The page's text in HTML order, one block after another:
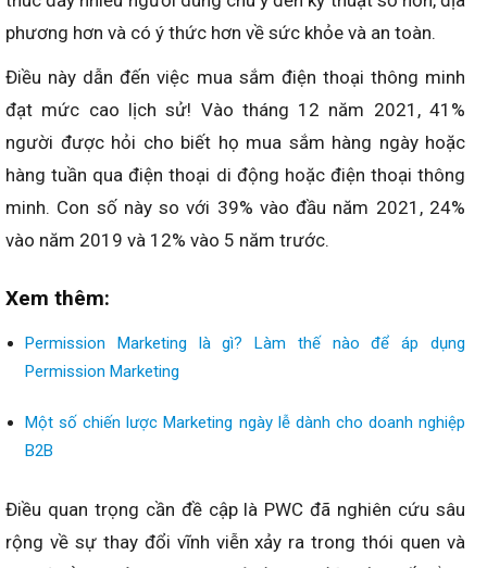
phương hơn và có ý thức hơn về sức khỏe và an toàn.
Điều này dẫn đến việc mua sắm điện thoại thông minh
đạt mức cao lịch sử! Vào tháng 12 năm 2021, 41%
người được hỏi cho biết họ mua sắm hàng ngày hoặc
hàng tuần qua điện thoại di động hoặc điện thoại thông
minh. Con số này so với 39% vào đầu năm 2021, 24%
vào năm 2019 và 12% vào 5 năm trước.
Xem thêm:
Permission Marketing là gì? Làm thế nào để áp dụng
Permission Marketing
Một số chiến lược Marketing ngày lễ dành cho doanh nghiệp
B2B
Điều quan trọng cần đề cập là PWC đã nghiên cứu sâu
rộng về sự thay đổi vĩnh viễn xảy ra trong thói quen và